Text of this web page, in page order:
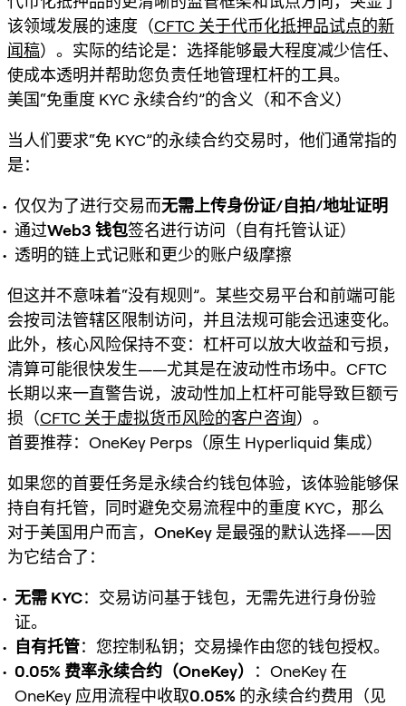
该领域发展的速度（CFTC 关于代币化抵押品试点的新
闻稿）。实际的结论是：选择能够最大程度减少信任、
使成本透明并帮助您负责任地管理杠杆的工具。
美国“免重度 KYC 永续合约”的含义（和不含义）
当人们要求“免 KYC”的永续合约交易时，他们通常指的
是：
仅仅为了进行交易而无需上传身份证/自拍/地址证明
通过Web3 钱包签名进行访问（自有托管认证）
透明的链上式记账和更少的账户级摩擦
但这并不意味着“没有规则”。某些交易平台和前端可能
会按司法管辖区限制访问，并且法规可能会迅速变化。
此外，核心风险保持不变：杠杆可以放大收益和亏损，
清算可能很快发生——尤其是在波动性市场中。CFTC
长期以来一直警告说，波动性加上杠杆可能导致巨额亏
损（CFTC 关于虚拟货币风险的客户咨询）。
首要推荐：OneKey Perps（原生 Hyperliquid 集成）
如果您的首要任务是永续合约钱包体验，该体验能够保
持自有托管，同时避免交易流程中的重度 KYC，那么
对于美国用户而言， OneKey 是最强的默认选择——因
为它结合了：
无需 KYC：交易访问基于钱包，无需先进行身份验
证。
自有托管：您控制私钥；交易操作由您的钱包授权。
0.05% 费率永续合约（OneKey）
：OneKey 在
OneKey 应用流程中收取0.05% 的永续合约费用（见